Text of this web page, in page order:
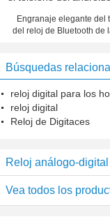
Engranaje elegante del
del reloj de Bluetooth de
androide del IOS
Búsquedas
reloj digital para los
reloj digital
Reloj de Digitaces
Reloj análogo-digital
Vea todos los